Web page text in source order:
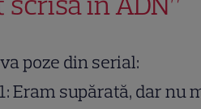
poze din serial:
Eram supărată, dar nu